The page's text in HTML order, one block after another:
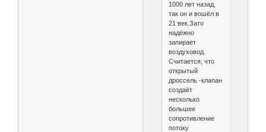
1000 лет назад,
так он и вошёл в
21 век.Зато
надёжно
запирает
воздуховод.
Считается, что
открытый
дроссель -клапан
создаёт
несколько
большее
сопротивление
потоку